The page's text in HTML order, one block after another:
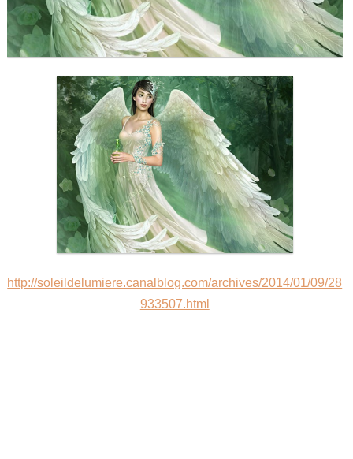
Maitre Hilarion, Maitre du Rayon Vert !
Archange Raphaël rayon émeraude !
Invocation à la flamme de guérison !
http://soleildelumiere.canalblog.com/archives/2014/01/09/28
933507.html